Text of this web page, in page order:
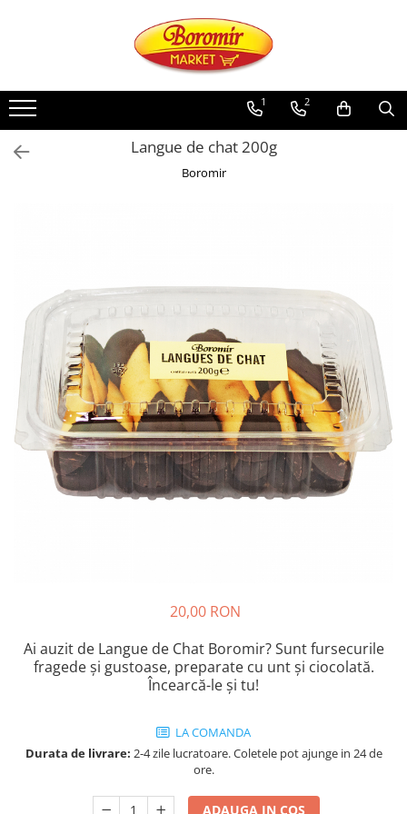
Noutati
Produse de post
Cozonac
Cozonac Casa Boromir
Cozonac Pricomigdala
Cozonac Magnum
Cozonac Vegan (de post)
Cozonac Collection
Cozo-Bun
Cozonac Cadou
Cozonac cu Unt
Cozonac Royal
Fursecuri
Chec
1 2
Langue de chat 200g
Boromir
20,00 RON
Ai auzit de Langue de Chat Boromir? Sunt fursecurile
fragede și gustoase, preparate cu unt și ciocolată.
Încearcă-le și tu!
LA COMANDA
Durata de livrare: 2-4 zile lucratoare. Coletele pot ajunge in 24 de
ore.
ADAUGA IN COS